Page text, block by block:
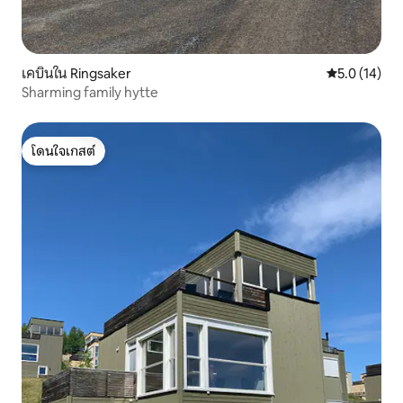
เคบินใน Ringsaker คะแนนเฉลี่ย
5.0 (14)
Sharming family hytte
โดนใจเกสต์
โดนใจเกสต์